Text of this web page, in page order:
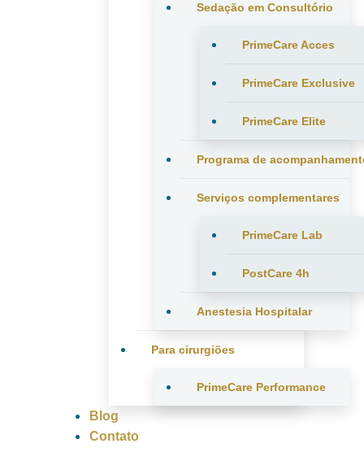
Sedação em Consultório
PrimeCare Acces
PrimeCare Exclusive
PrimeCare Elite
Programa de
Serviços complementares
PrimeCare Lab
PostCare 4h
Anestesia Hospitalar
Para cirurgiões
PrimeCare Performance
Blog
Contato